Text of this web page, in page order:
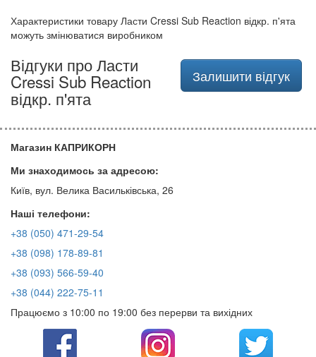
Характеристики товару Ласти Cressi Sub Reaction відкр. п'ята
можуть змінюватися виробником
Залишити відгук
Відгуки про Ласти
Cressi Sub Reaction
відкр. п'ята
Магазин КАПРИКОРН
Ми знаходимось за адресою:
Київ, вул. Велика Васильківська, 26
Наші телефони:
+38 (050) 471-29-54
+38 (098) 178-89-81
+38 (093) 566-59-40
+38 (044) 222-75-11
Працюємо з 10:00 по 19:00 без перерви та вихідних